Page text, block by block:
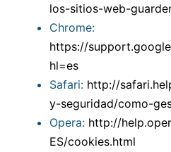
los-sitios-web-
Chrome:
https://
hl=es
Safari: http://
y-seguridad/como-
Opera: http://
ES/cookies.html